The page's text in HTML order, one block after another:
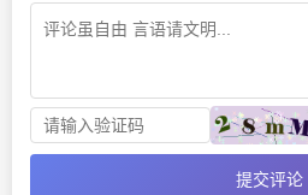
提交评论